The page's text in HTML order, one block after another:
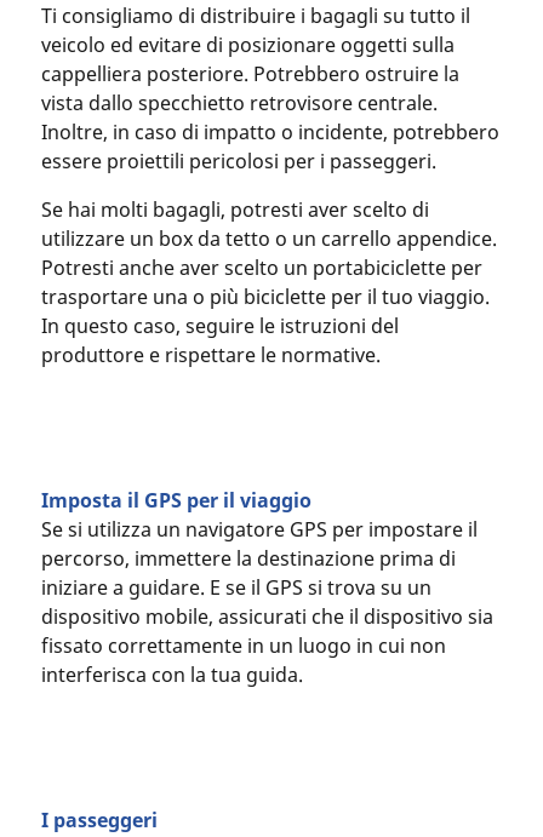
Ti consigliamo di distribuire i bagagli su tutto il
veicolo ed evitare di posizionare oggetti sulla
cappelliera posteriore. Potrebbero ostruire la
vista dallo specchietto retrovisore centrale.
Inoltre, in caso di impatto o incidente, potrebbero
essere proiettili pericolosi per i passeggeri.
Se hai molti bagagli, potresti aver scelto di
utilizzare un box da tetto o un carrello appendice.
Potresti anche aver scelto un portabiciclette per
trasportare una o più biciclette per il tuo viaggio.
In questo caso, seguire le istruzioni del
produttore e rispettare le normative.
Imposta il GPS per il viaggio
Se si utilizza un navigatore GPS per impostare il
percorso, immettere la destinazione prima di
iniziare a guidare. E se il GPS si trova su un
dispositivo mobile, assicurati che il dispositivo sia
fissato correttamente in un luogo in cui non
interferisca con la tua guida.
I passeggeri